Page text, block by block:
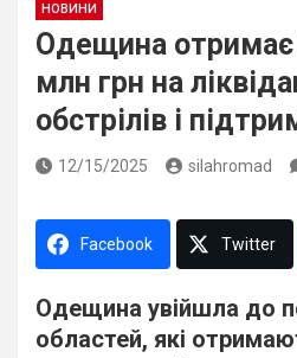
НОВИНИ
Одещина отримає
млн грн на
обстрілів і
12/15/2025 silahromad
Facebook Twitter
Одещина увійшла до
областей, які